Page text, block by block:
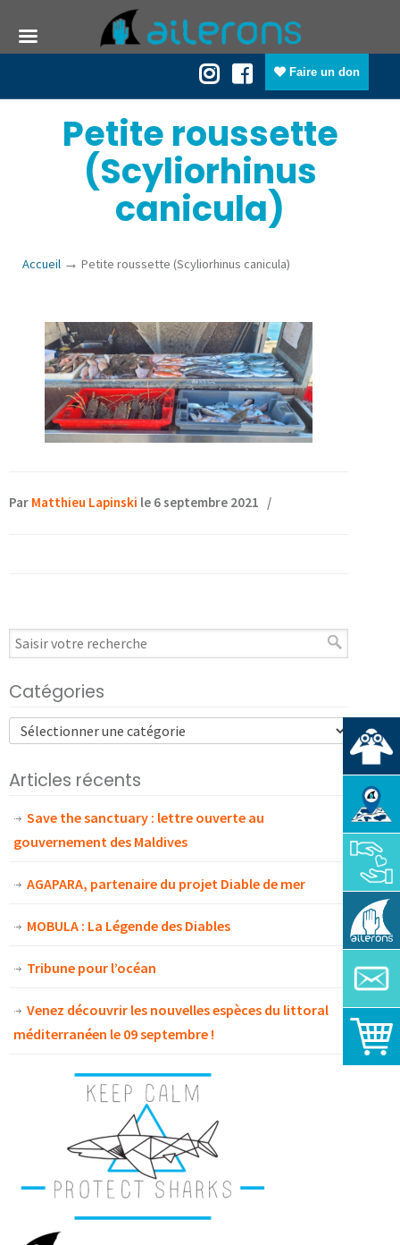
Faire un don
Petite roussette
(Scyliorhinus
canicula)
Accueil → Petite roussette (Scyliorhinus canicula)
Par Matthieu Lapinski le 6 septembre 2021 /
Catégories
Articles récents
Save the sanctuary : lettre ouverte au
gouvernement des Maldives
AGAPARA, partenaire du projet Diable de mer
MOBULA : La Légende des Diables
Tribune pour l’océan
Venez découvrir les nouvelles espèces du littoral
méditerranéen le 09 septembre !